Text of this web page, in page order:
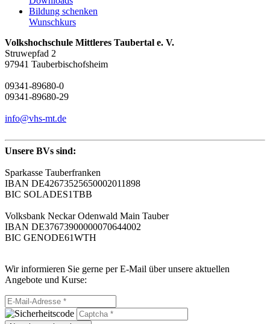
Bildung schenken
Wunschkurs
Volkshochschule Mittleres Taubertal e. V.
Struwepfad 2
97941 Tauberbischofsheim
09341-89680-0
09341-89680-29
info@vhs-mt.de
Unsere BVs sind:
Sparkasse Tauberfranken
IBAN DE42673525650002011898
BIC SOLADES1TBB
Volksbank Neckar Odenwald Main Tauber
IBAN DE37673900000070644002
BIC GENODE61WTH
Wir informieren Sie gerne per E-Mail über unsere aktuellen
Angebote und Kurse: